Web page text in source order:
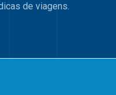
de viagens.